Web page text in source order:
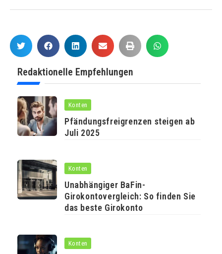
Redaktionelle Empfehlungen
Konten
Pfändungsfreigrenzen steigen ab
Juli 2025
Konten
Unabhängiger BaFin-
Girokontovergleich: So finden Sie
das beste Girokonto
Konten